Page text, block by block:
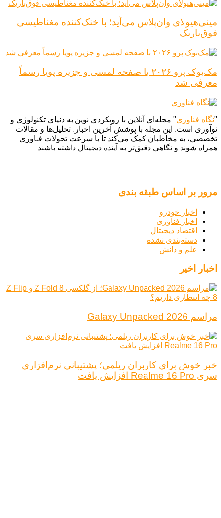
مینی‌هیولای وان‌پلاس می‌آید؛ با خنک‌کننده مغناطیسی
فوق‌باریک
مک‌بوک پرو ۲۰۲۶ با صفحه لمسی و جزیره پویا رسماً
معرفی شد
"نگاه فناوری" مجله‌ای آنلاین با رویکردی نوین به دنیای تکنولوژی و
نوآوری است. این مجله با پوشش آخرین اخبار، تحلیل‌ها و مقالات
تخصصی، به مخاطبان کمک می‌کند تا با سرعت تحولات فناوری
همراه شوند و نگاهی دقیق‌تر به آینده دیجیتال داشته باشند.
مرور بر اساس طبقه بندی
اخبار خودرو
اخبار فناوری
اقتصاد دیجیتال
دسته‌بندی نشده
علم و دانش
اخبار اخیر
مراسم Galaxy Unpacked 2026
خبر خوش برای کاربران ریلمی؛ پشتیبانی نرم‌افزاری
سری Realme 16 Pro افزایش یافت